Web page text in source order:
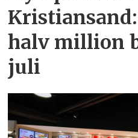
halv million
juli